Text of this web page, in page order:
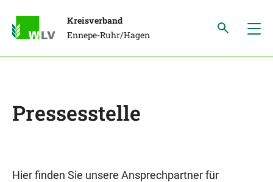
Kreisverband
Ennepe-Ruhr/Hagen
Pressesstelle
Hier finden Sie unsere Ansprechpartner für